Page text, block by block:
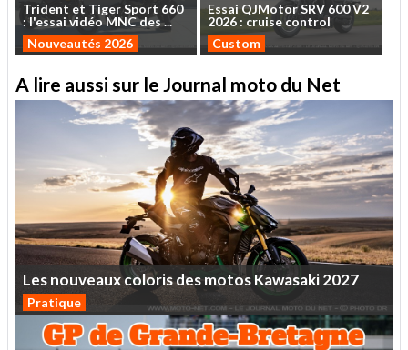
Trident et TigerSport 660
: l'essaividéo MNCdes...
Nouveautés 2026
EssaiQJMotorSRV 600V2
2026 : cruise control
Custom
A lire aussi sur le Journal moto du Net
LesnouveauxcolorisdesmotosKawasaki2027
Pratique